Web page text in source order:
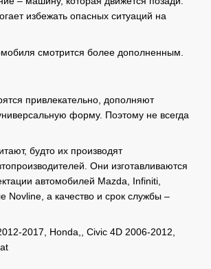
избежать опасных ситуаций на
смотрится более дополненным.
привлекательно, дополняют
форму. Поэтому не всегда
будто их производят
Они изготавливаются
автомобилей Mazda, Infiniti,
Novline, а качество и срок службы –
2017, Honda,, Civic 4D 2006-2012,